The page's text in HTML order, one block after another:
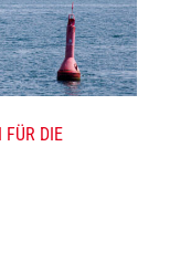
DIE